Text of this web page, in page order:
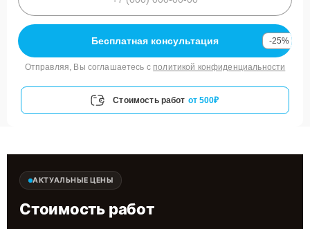
Бесплатная консультация -25%
Отправляя, Вы соглашаетесь с политикой конфиденциальности
Стоимость работ от 500₽
АКТУАЛЬНЫЕ ЦЕНЫ
Стоимость работ